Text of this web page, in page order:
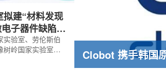
拟建“材料发现
子器件缺陷影
实验室、劳伦斯伯
树岭国家实验室和